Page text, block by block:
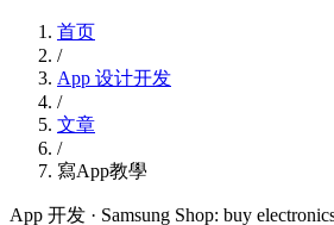
首页
/
App 设计开发
/
文章
/
寫App教學
App 开发 · Samsung Shop: buy